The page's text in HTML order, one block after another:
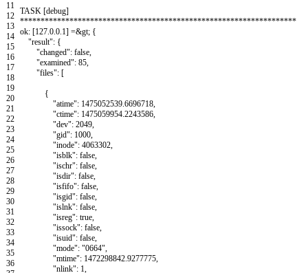
11
12
13
14
15
16
17
18
19
20
21
22
23
24
25
26
27
28
29
30
31
32
33
34
35
36
TASK [debug]
*******************************************************************
ok: [127.0.0.1] =&gt; {
"result": {
"changed": false,
"examined": 85,
"files": [
{
"atime": 1475052539.6696718,
"ctime": 1475059954.2243586,
"dev": 2049,
"gid": 1000,
"inode": 4063302,
"isblk": false,
"ischr": false,
"isdir": false,
"isfifo": false,
"isgid": false,
"islnk": false,
"isreg": true,
"issock": false,
"isuid": false,
"mode": "0664",
"mtime": 1472298842.9277775,
"nlink": 1,